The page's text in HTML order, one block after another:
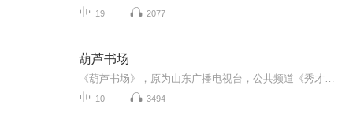
19 2077
葫芦书场
10 3494